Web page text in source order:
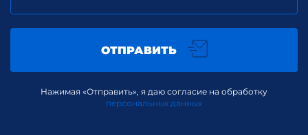
ОТПРАВИТЬ
Нажимая «Отправить», я даю согласие на обработку
персональных данных